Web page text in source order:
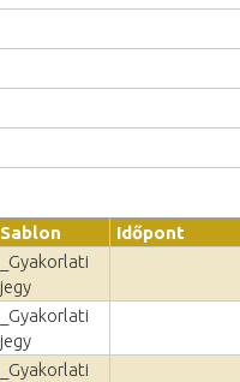
Sablon Időpont
_Gyakorlati
jegy
_Gyakorlati
jegy
_Gyakorlati